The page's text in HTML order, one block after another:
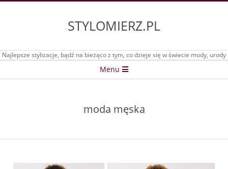
STYLOMIERZ.PL
Najlepsze stylizacje, bądź na bieżąco z tym, co dzieje się w świecie mody, urody
Menu
moda męska